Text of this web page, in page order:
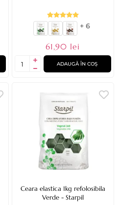
+ 6
61,90 lei
ADAUGĂ ÎN COȘ
Ceara elastica 1kg refolosibila
Verde - Starpil